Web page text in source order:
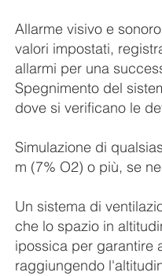
Allarme visivo e
valori impostati,
allarmi per una
Spegnimento del
dove si verificano le
Simulazione di
m (7% O2) o più, se
Un sistema di
che lo spazio in
ipossica per garantire
raggiungendo